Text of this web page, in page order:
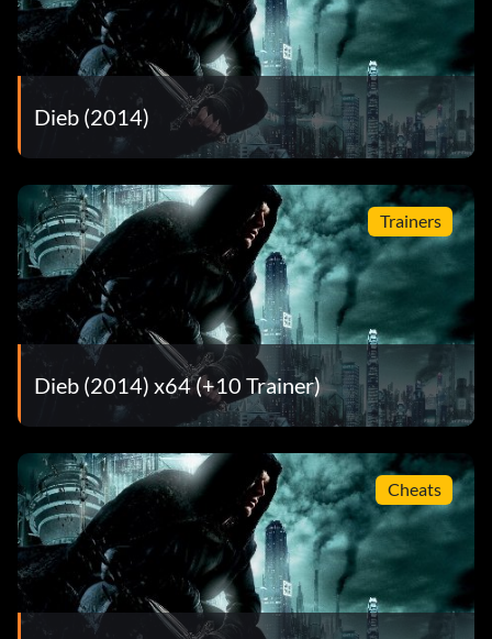
Dieb (2014)
Trainers
Dieb (2014) x64 (+10 Trainer)
Cheats